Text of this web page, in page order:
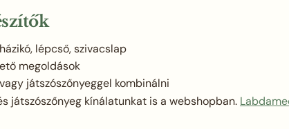
lépcső, szivacslap
megoldások
játszószőnyeggel kombinálni
játszószőnyeg kínálatunkat is a webshopban.